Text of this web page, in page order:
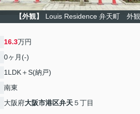
【外観】 Louis Residence 弁天町 外観
16.3万円
0ヶ月(-)
1LDK＋S(納戸)
南東
大阪府大阪市港区弁天５丁目